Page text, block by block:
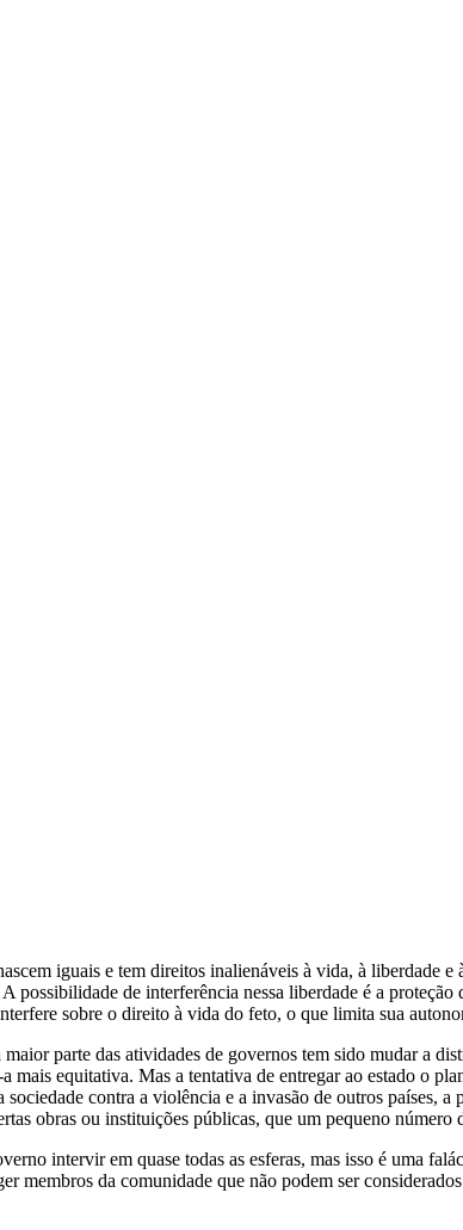
iguais e tem direitos inalienáveis à vida, à liberdade
de interferência nessa liberdade é a
sobre o direito à vida do feto, o que limita sua
parte das atividades de governos tem sido mudar a
equitativa. Mas a tentativa de entregar ao estado o
contra a violência e a invasão de outros países,
obras ou instituições públicas, que um pequeno
intervir em quase todas as esferas, mas isso é uma
da comunidade que não podem ser